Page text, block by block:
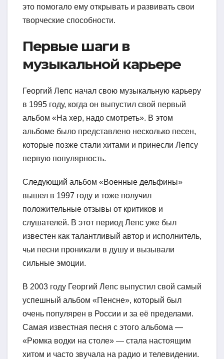
это помогало ему открывать и развивать свои
творческие способности.
Первые шаги в
музыкальной карьере
Георгий Лепс начал свою музыкальную карьеру
в 1995 году, когда он выпустил свой первый
альбом «На хер, надо смотреть». В этом
альбоме было представлено несколько песен,
которые позже стали хитами и принесли Лепсу
первую популярность.
Следующий альбом «Военные дельфины»
вышел в 1997 году и тоже получил
положительные отзывы от критиков и
слушателей. В этот период Лепс уже был
известен как талантливый автор и исполнитель,
чьи песни проникали в душу и вызывали
сильные эмоции.
В 2003 году Георгий Лепс выпустил свой самый
успешный альбом «Пенсне», который был
очень популярен в России и за её пределами.
Самая известная песня с этого альбома —
«Рюмка водки на столе» — стала настоящим
хитом и часто звучала на радио и телевидении.